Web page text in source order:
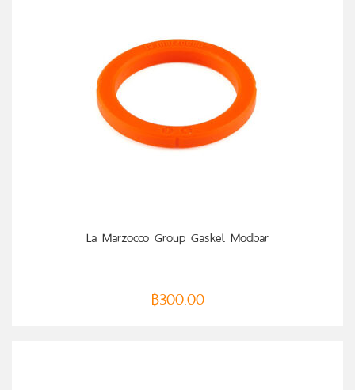
La Marzocco Group Gasket Modbar
฿300.00